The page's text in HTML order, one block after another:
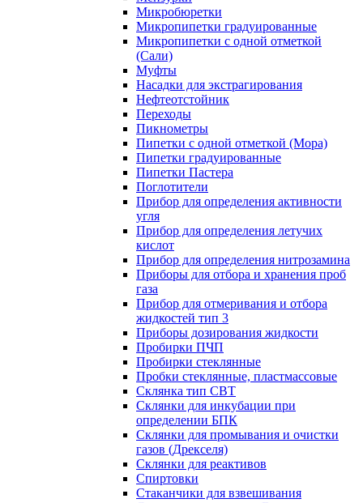
Микробюретки
Микропипетки градуированные
Микропипетки с одной отметкой
(Сали)
Муфты
Насадки для экстрагирования
Нефтеотстойник
Переходы
Пикнометры
Пипетки с одной отметкой (Мора)
Пипетки градуированные
Пипетки Пастера
Поглотители
Прибор для определения активности
угля
Прибор для определения летучих
кислот
Прибор для определения нитрозамина
Приборы для отбора и хранения проб
газа
Прибор для отмеривания и отбора
жидкостей тип 3
Приборы дозирования жидкости
Пробирки ПЧП
Пробирки стеклянные
Пробки стеклянные, пластмассовые
Склянка тип СВТ
Склянки для инкубации при
определении БПК
Склянки для промывания и очистки
газов (Дрекселя)
Склянки для реактивов
Спиртовки
Стаканчики для взвешивания